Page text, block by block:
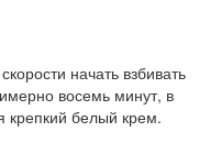
начать взбивать
восемь минут, в
крепкий белый крем.